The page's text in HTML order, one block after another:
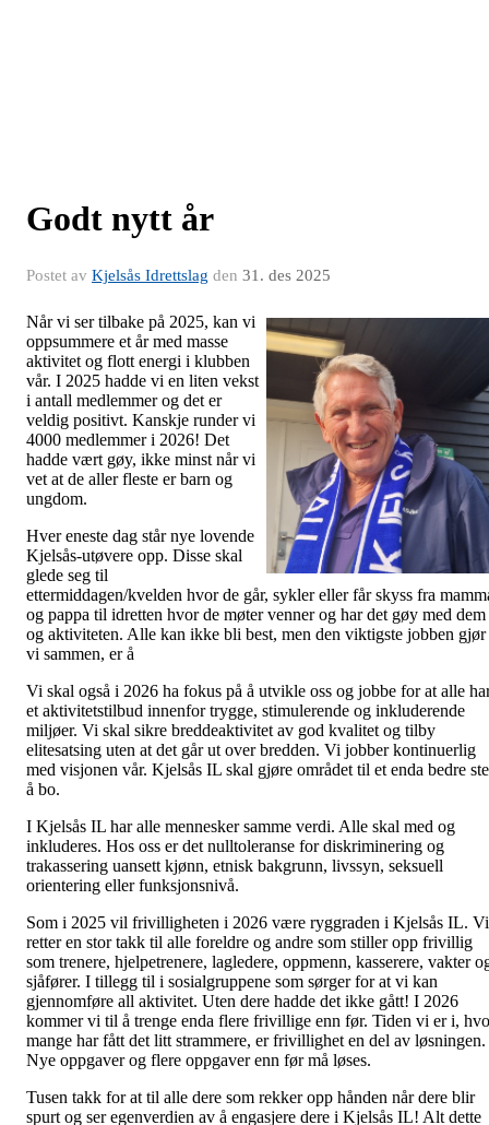
Godt nytt år
Postet av Kjelsås Idrettslag den 31. des 2025
Når vi ser tilbake på 2025, kan vi
oppsummere et år med masse
aktivitet og flott energi i klubben
vår. I 2025 hadde vi en liten vekst
i antall medlemmer og det er
veldig positivt. Kanskje runder vi
4000 medlemmer i 2026! Det
hadde vært gøy, ikke minst når vi
vet at de aller fleste er barn og
ungdom.
Hver eneste dag står nye lovende
Kjelsås-utøvere opp. Disse skal
glede seg til
ettermiddagen/kvelden hvor de går, sykler eller får skyss fra
og pappa til idretten hvor de møter venner og har det gøy med dem
og aktiviteten. Alle kan ikke bli best, men den viktigste jobben gjør
vi sammen, er å
Vi skal også i 2026 ha fokus på å utvikle oss og jobbe for at alle
et aktivitetstilbud innenfor trygge, stimulerende og inkluderende
miljøer. Vi skal sikre breddeaktivitet av god kvalitet og tilby
elitesatsing uten at det går ut over bredden. Vi jobber kontinuerlig
med visjonen vår. Kjelsås IL skal gjøre området til et enda bedre
å bo.
I Kjelsås IL har alle mennesker samme verdi. Alle skal med og
inkluderes. Hos oss er det nulltoleranse for diskriminering og
trakassering uansett kjønn, etnisk bakgrunn, livssyn, seksuell
orientering eller funksjonsnivå.
Som i 2025 vil frivilligheten i 2026 være ryggraden i Kjelsås IL. Vi
retter en stor takk til alle foreldre og andre som stiller opp frivillig
som trenere, hjelpetrenere, lagledere, oppmenn, kasserere, vakter
sjåfører. I tillegg til i sosialgruppene som sørger for at vi kan
gjennomføre all aktivitet. Uten dere hadde det ikke gått! I 2026
kommer vi til å trenge enda flere frivillige enn før. Tiden vi er i,
mange har fått det litt strammere, er frivillighet en del av løsningen.
Nye oppgaver og flere oppgaver enn før må løses.
Tusen takk for at til alle dere som rekker opp hånden når dere blir
spurt og ser egenverdien av å engasjere dere i Kjelsås IL! Alt dette